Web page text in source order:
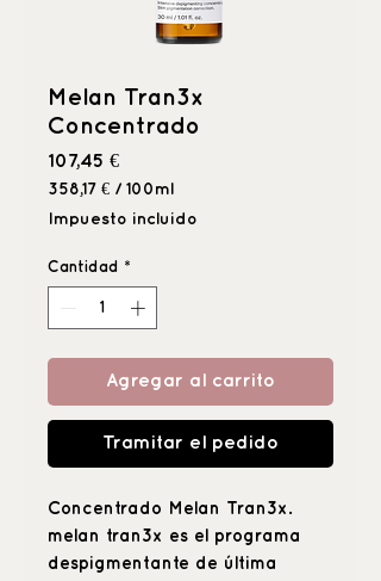
Melan Tran3x
Concentrado
107,45 €Precio
358,17 € / 100ml
358,17 €
por
Mililitro
Impuesto incluido
Cantidad *
Agregar al carrito
Tramitar el pedido
Concentrado Melan Tran3x.
melan tran3x es el programa
despigmentante de última